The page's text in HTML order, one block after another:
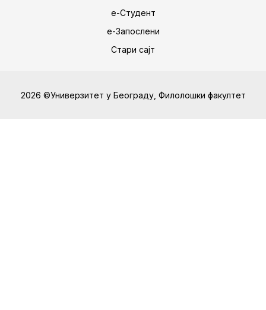
е-Студент
е-Запослени
Стари сајт
2026 ©Универзитет у Београду, Филолошки факултет